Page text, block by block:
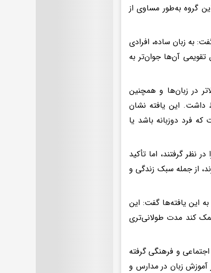
این گروه به‌طور مساوی از
به زبان ساده، افرادی
آن‌ها جوان‌تر به
در زبان‌ها و همچنین
داشت. این یافته نشان
فرد دوزبانه باشد یا
گرفتند، اما تأکید
از جمله سبک زندگی و
این یافته‌ها گفت: این
کند مدت طولانی‌تری
و فرهنگی گرفته
آموزش زبان در مدارس و